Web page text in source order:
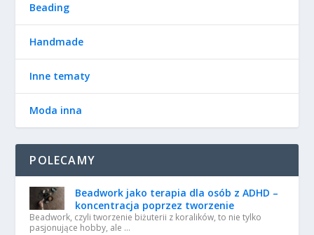
Beading
Handmade
Inne tematy
Moda inna
POLECAMY
Beadwork jako terapia dla osób z ADHD –
koncentracja poprzez tworzenie
Beadwork, czyli tworzenie biżuterii z koralików, to nie tylko
pasjonujące hobby, ale …